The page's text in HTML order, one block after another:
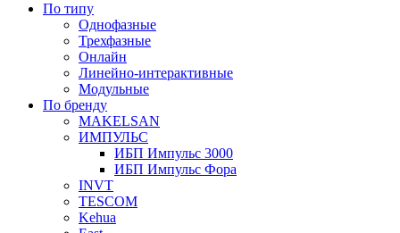
По типу
Однофазные
Трехфазные
Онлайн
Линейно-интерактивные
Модульные
По бренду
MAKELSAN
ИМПУЛЬС
ИБП Импульс 3000
ИБП Импульс Фора
INVT
TESCOM
Kehua